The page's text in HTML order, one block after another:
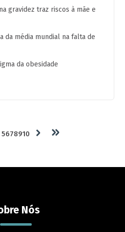
gravidez traz riscos à mãe e
da média mundial na falta de
da obesidade
5678910
Nós